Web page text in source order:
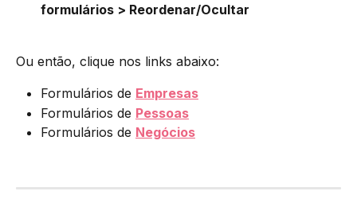
formulários > Reordenar/Ocultar
Ou então, clique nos links abaixo:
Formulários de Empresas
Formulários de Pessoas
Formulários de Negócios